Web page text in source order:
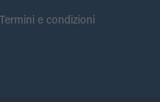
Termini e condizioni